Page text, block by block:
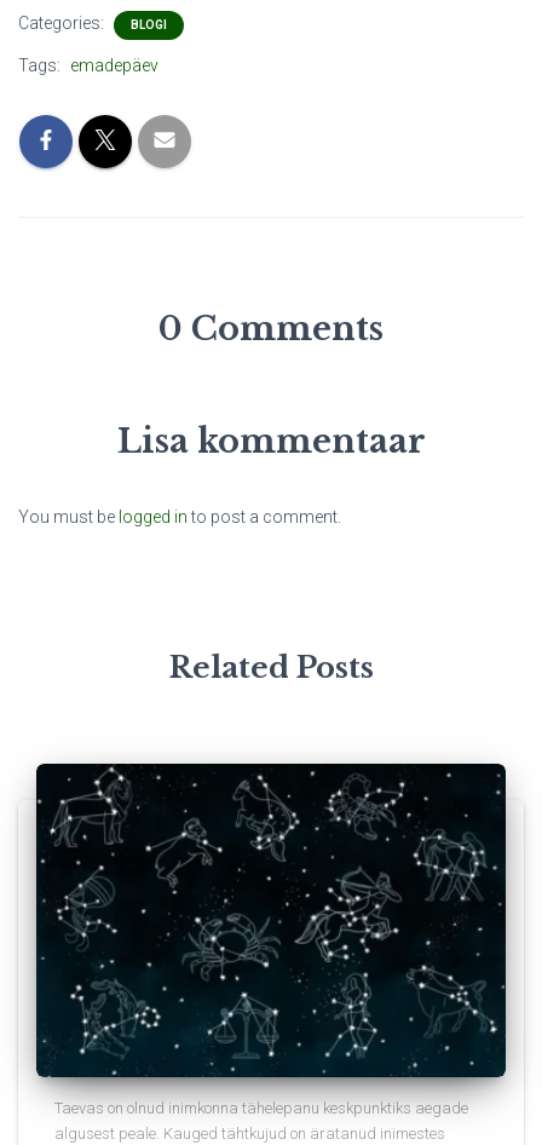
Categories: BLOGI
Tags: emadepäev
0 Comments
Lisa kommentaar
You must be logged into post a comment.
Related Posts
Taevas on olnud inimkonna tähelepanu keskpunktiks aegade
algusest peale. Kauged tähtkujud on äratanud inimestes